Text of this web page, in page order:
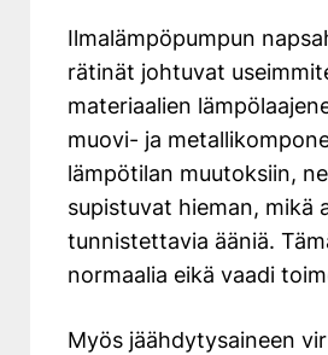
Ilmalämpöpumpun
rätinät johtuvat
materiaalien
muovi- ja
lämpötilan muutoksiin,
supistuvat hieman, mikä
tunnistettavia ääniä.
normaalia eikä vaadi
Myös jäähdytysaineen